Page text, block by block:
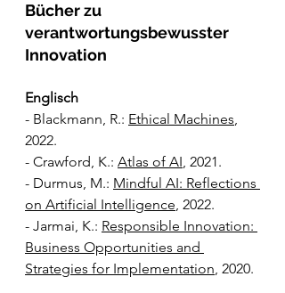
Bücher zu
verantwortungsbewusster
Innovation
Englisch
- Blackmann, R.: Ethical Machines,
2022.
- Crawford, K.: Atlas of AI, 2021.
- Durmus, M.: Mindful AI: Reflections
on Artificial Intelligence, 2022.
- Jarmai, K.: Responsible Innovation:
Business Opportunities and
Strategies for Implementation, 2020.